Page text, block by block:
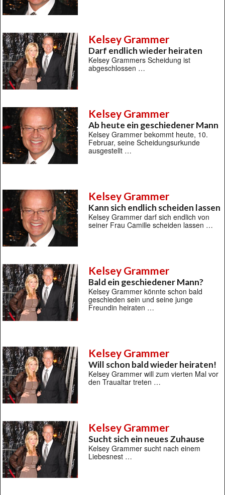
Kelsey Grammer
Darf endlich wieder heiraten
Kelsey Grammers Scheidung ist
abgeschlossen …
Kelsey Grammer
Ab heute ein geschiedener Mann
Kelsey Grammer bekommt heute, 10.
Februar, seine Scheidungsurkunde
ausgestellt …
Kelsey Grammer
Kann sich endlich scheiden lassen
Kelsey Grammer darf sich endlich von
seiner Frau Camille scheiden lassen …
Kelsey Grammer
Bald ein geschiedener Mann?
Kelsey Grammer könnte schon bald
geschieden sein und seine junge
Freundin heiraten …
Kelsey Grammer
Will schon bald wieder heiraten!
Kelsey Grammer will zum vierten Mal vor
den Traualtar treten …
Kelsey Grammer
Sucht sich ein neues Zuhause
Kelsey Grammer sucht nach einem
Liebesnest …